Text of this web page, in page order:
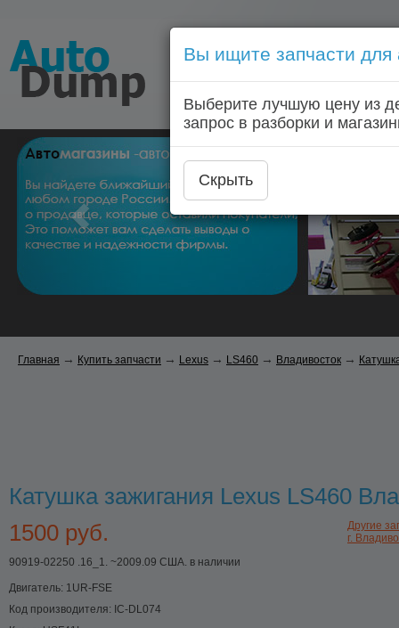
Голосовой запрос
Главная
Главная → Купить запчасти → Lexus → LS460 → Владивосток →
Катушка зажигания Lexus LS460
Другие
г.
1500 руб.
90919-02250 .16_1. ~2009.09 США. в наличии
Двигатель: 1UR-FSE
Код производителя: IC-DL074
Вы ищите запчасти для
Выберите лучшую цену из
запрос в разборки и
Скрыть